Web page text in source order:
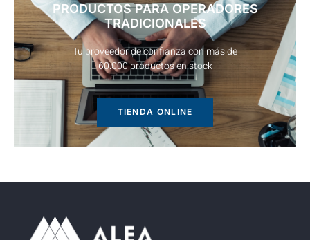
PRODUCTOS PARA OPERADORES
TRADICIONALES
Tu proveedor de confianza con más de
60.000 productos en stock
TIENDA ONLINE